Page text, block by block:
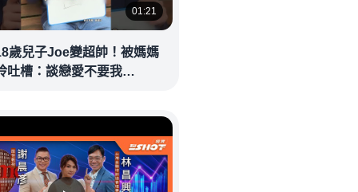
01:21
歲兒子Joe變超帥！被媽媽
吐槽：談戀愛不要我